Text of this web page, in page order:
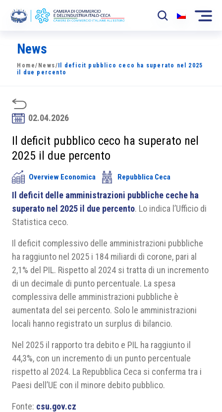
La Camera
News
Sviluppo Mercato
Soci
Partner
Progetti
Area riservata
News
Home/ News/ Il deficit pubblico ceco ha superato nel 2025
il due percento
02.04.2026
Il deficit pubblico ceco ha superato nel
2025 il due percento
Overview Economica Repubblica Ceca
Il deficit delle amministrazioni pubbliche ceche ha
superato nel 2025 il due percento. Lo indica l’Ufficio di
Statistica ceco.
Il deficit complessivo delle amministrazioni pubbliche
ha raggiunto nel 2025 i 184 miliardi di corone, pari al
2,1% del PIL. Rispetto al 2024 si tratta di un incremento
di un decimale di punto percentuale. La spesa
complessiva delle amministrazioni pubbliche è
aumentata del sei percento. Solo le amministrazioni
locali hanno registrato un surplus di bilancio.
Nel 2025 il rapporto tra debito e PIL ha raggiunto il
44,3%, con un incremento di un punto percentuale
rispetto al 2024. La Repubblica Ceca si conferma tra i
Paesi dell’UE con il minore debito pubblico.
Fonte: csu.gov.cz